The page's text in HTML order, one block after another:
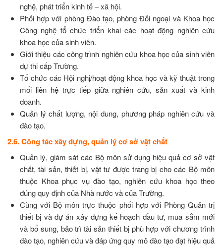
nghệ, phát triển kinh tế – xã hội.
Phối hợp với phòng Đào tạo, phòng Đối ngoại và Khoa học
Công nghệ tổ chức triển khai các hoạt động nghiên cứu
khoa học của sinh viên.
Giới thiệu các công trình nghiên cứu khoa học của sinh viên
dự thi cấp Trường.
Tổ chức các Hội nghị/hoạt động khoa học và kỹ thuật trong
mối liên hệ trực tiếp giữa nghiên cứu, sản xuất và kinh
doanh.
Quản lý chất lượng, nội dung, phương pháp nghiên cứu và
đào tạo.
2.6. Công tác xây dựng, quản lý cơ sở vật chất
Quản lý, giám sát các Bộ môn sử dụng hiệu quả cơ sở vật
chất, tài sản, thiết bị, vật tư được trang bị cho các Bộ môn
thuộc Khoa phục vụ đào tạo, nghiên cứu khoa học theo
đúng quy định của Nhà nước và của Trường.
Cùng với Bộ môn trực thuộc phối hợp với Phòng Quản trị
thiết bị và dự án xây dựng kế hoạch đầu tư, mua sắm mới
và bổ sung, bảo trì tài sản thiết bị phù hợp với chương trình
đào tạo, nghiên cứu và đáp ứng quy mô đào tạo đạt hiệu quả